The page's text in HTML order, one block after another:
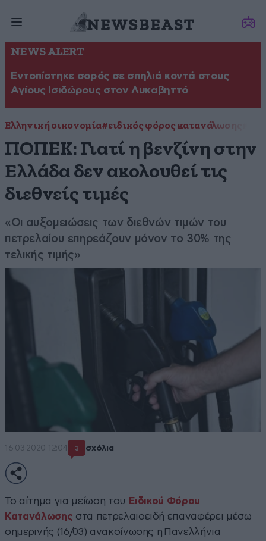
NEWS ALERT
Εντοπίστηκε σορός σε σπηλιά κοντά στους
Αγίους Ισιδώρους στον Λυκαβηττό
Ελληνική οικονομία#ειδικός φόρος κατανάλωσης
ΠΟΠΕΚ: Γιατί η βενζίνη στην
Ελλάδα δεν ακολουθεί τις
διεθνείς τιμές
«Οι αυξομειώσεις των διεθνών τιμών του
πετρελαίου επηρεάζουν μόνον το 30% της
τελικής τιμής»
16·03·2020 12:04 3 σχόλια
Το αίτημα για μείωση του Ειδικού Φόρου
Κατανάλωσης στα πετρελαιοειδή επαναφέρει μέσω
σημερινής (16/03) ανακοίνωσης η Πανελλήνια